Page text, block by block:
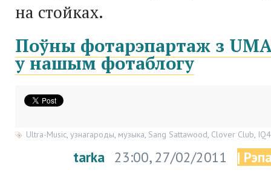
на стойках.
Поўны фотарэпартаж з
у нашым фотаблогу
Ultra-Music узнагароды музыка Sang Sattawood Clover Club
tarka 23:00, 27/02/2011 |